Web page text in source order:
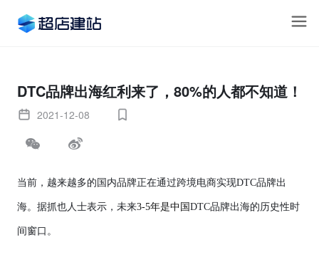
DTC品牌出海红利来了，80%的人都不知道！
2021-12-08
当前，越来越多的国内品牌正在通过跨境电商实现DTC品牌出
海。据抓也人士表示，未来3-5年是中国 DTC品牌出海的历史性时
间窗口。